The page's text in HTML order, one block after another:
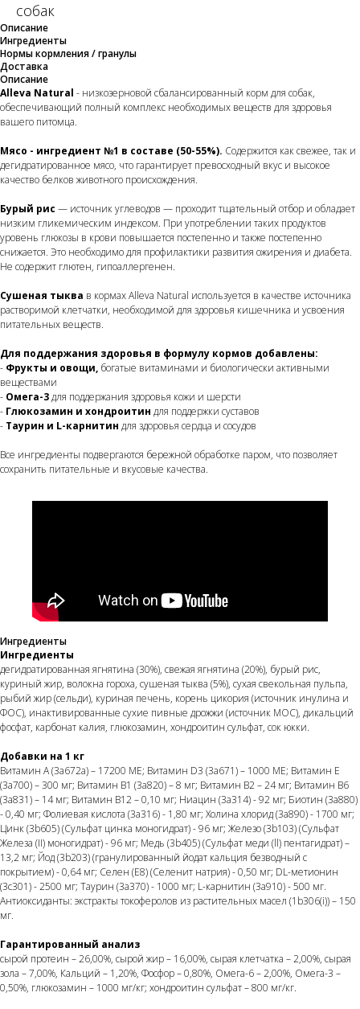
собак
Описание
Ингредиенты
Нормы кормления / гранулы
Доставка
Описание
Alleva Natural - низкозерновой сбалансированный корм для собак,
обеспечивающий полный комплекс необходимых веществ для здоровья
вашего питомца.
Мясо - ингредиент №1 в составе (50-55%). Содержится как свежее, так и
дегидратированное мясо, что гарантирует превосходный вкус и высокое
качество белков животного происхождения.
Бурый рис — источник углеводов — проходит тщательный отбор и обладает
низким гликемическим индексом. При употреблении таких продуктов
уровень глюкозы в крови повышается постепенно и также постепенно
снижается. Это необходимо для профилактики развития ожирения и диабета.
Не содержит глютен, гипоаллергенен.
Сушеная тыква в кормах Alleva Natural используется в качестве источника
растворимой клетчатки, необходимой для здоровья кишечника и усвоения
питательных веществ.
Для поддержания здоровья в формулу кормов добавлены:
- Фрукты и овощи, богатые витаминами и биологически активными
веществами
- Омега-3для поддержания здоровья кожи и шерсти
- Глюкозамин и хондроитин для поддержки суставов
- Таурин и L-карнитин для здоровья сердца и сосудов
Все ингредиенты подвергаются бережной обработке паром, что позволяет
сохранить питательные и вкусовые качества.
Ингредиенты
Ингредиенты
дегидратированная ягнятина (30%), свежая ягнятина (20%), бурый рис,
куриный жир, волокна гороха, сушеная тыква (5%), сухая свекольная пульпа,
рыбий жир (сельди), куриная печень, корень цикория (источник инулина и
ФОС), инактивированные сухие пивные дрожжи (источник МОС), дикальций
фосфат, карбонат калия, глюкозамин, хондроитин сульфат, сок юкки.
Добавки на 1 кг
Витамин А (3a672a) – 17200 МЕ; Витамин D3 (3a671) – 1000 МЕ; Витамин Е
(3а700) – 300 мг; Витамин B1 (3a820) – 8 мг; Витамин B2 – 24 мг; Витамин B6
(3a831) – 14 мг; Витамин B12 – 0,10 мг; Ниацин (3а314) - 92 мг; Биотин (3a880)
- 0,40 мг; Фолиевая кислота (3a316) - 1,80 мг; Холина хлорид (3a890) - 1700 мг;
Цинк (3b605) (Сульфат цинка моногидрат) - 96 мг; Железо (3b103) (Сульфат
Железа (II) моногидрат) - 96 мг; Медь (3b405) (Сульфат меди (ll) пентагидрат) –
13,2 мг; Йод (3b203) (гранулированный йодат кальция безводный с
покрытием) - 0,64 мг; Селен (Е8) (Селенит натрия) - 0,50 мг; DL-метионин
(3c301) - 2500 мг; Таурин (3a370) - 1000 мг; L-карнитин (3a910) - 500 мг.
Антиоксиданты: экстракты токоферолов из растительных масел (1b306(i)) – 150
мг.
Гарантированный анализ
сырой протеин – 26,00%, сырой жир – 16,00%, сырая клетчатка – 2,00%, сырая
зола – 7,00%, Кальций – 1,20%, Фосфор – 0,80%, Омега-6 – 2,00%, Омега-3 –
0,50%, глюкозамин – 1000 мг/кг; хондроитин сульфат – 800 мг/кг.